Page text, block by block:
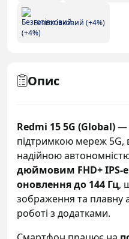
Безготівковий (+4%)
Опис
Redmi 15 5G (Global)—
підтримкою мереж 5G,
надійною
дюймовим FHD+ IPS-
оновлення до 144 Гц,
зображення та плавну
роботі з додатками.